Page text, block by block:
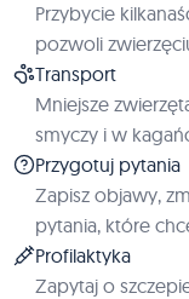
Przybycie
pozwoli
Transport
Mniejsze
smyczy i w
Przygotuj pytania
Zapisz objawy,
pytania, które
Profilaktyka
Zapytaj o